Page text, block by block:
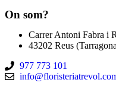
On som?
Carrer Antoni Fabra i
43202 Reus
977 773 101